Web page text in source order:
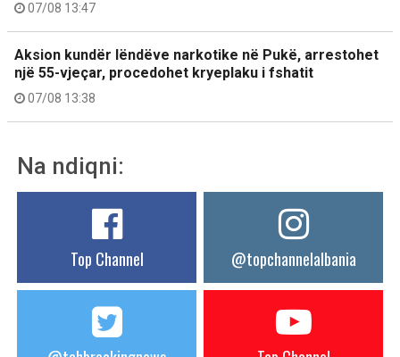
07/08 13:47
Aksion kundër lëndëve narkotike në Pukë, arrestohet
një 55-vjeçar, procedohet kryeplaku i fshatit
07/08 13:38
Na ndiqni:
Top Channel @topchannelalbania